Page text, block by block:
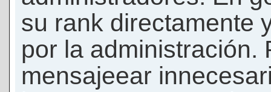
su rank directamente
por la administración.
mensajeear